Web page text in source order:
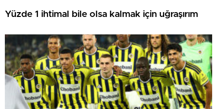
Yüzde 1 ihtimal bile olsa kalmak için uğraşırım